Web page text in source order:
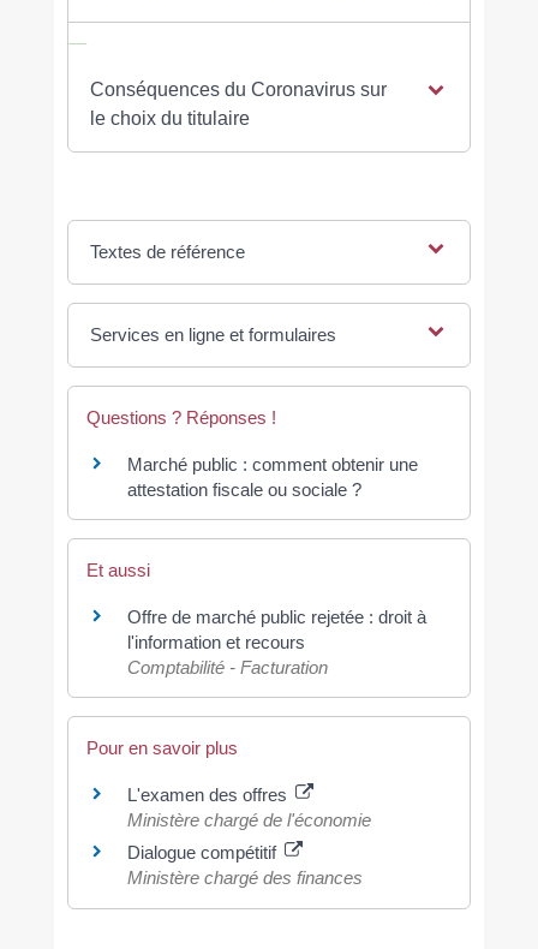
Conséquences du Coronavirus sur
le choix du titulaire
Textes de référence
Services en ligne et formulaires
Questions ? Réponses !
Marché public : comment obtenir une
attestation fiscale ou sociale ?
Et aussi
Offre de marché public rejetée : droit à
l'information et recours
Comptabilité - Facturation
Pour en savoir plus
L'examen des offres
Ministère chargé de l'économie
Dialogue compétitif
Ministère chargé des finances